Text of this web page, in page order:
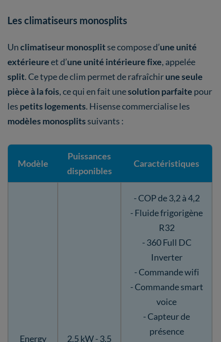
Les climatiseurs monosplits
Unclimatiseur monosplitse compose d’une unité
extérieureet d’une unité intérieure fixe, appelée
split. Ce type de clim permet de rafraîchirune seule
pièce à la fois, ce qui en fait unesolution parfaite pour
les petits logements. Hisense commercialise les
modèles monosplits suivants :
Modèle
Puissances
disponibles
Caractéristiques
Energy 2,5 kW - 3,5
- COP de 3,2 à 4,2
- Fluide frigorigène
R32
- 360 Full DC
Inverter
- Commande wifi
- Commande smart
voice
- Capteur de
présence